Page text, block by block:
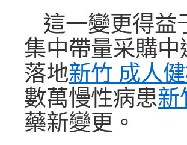
這一變更得益
集中帶量采購
落地新竹 成人
數萬慢性病患新
藥新變更。